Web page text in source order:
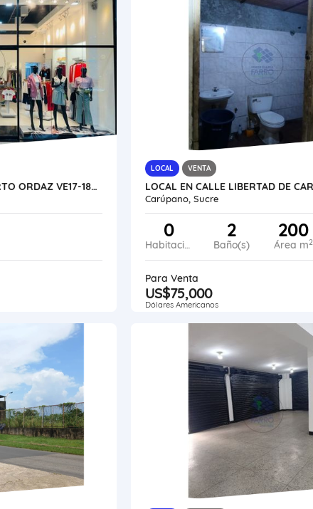
FONDO DE COMERCIO PUERTO ORDAZ VE17-182PO-MPAL
LOCAL VENTA
Carúpano, Sucre
0
Habitaciones
2
Baño(s)
200
Área m2
Para Venta
US$75,000
Dólares Americanos